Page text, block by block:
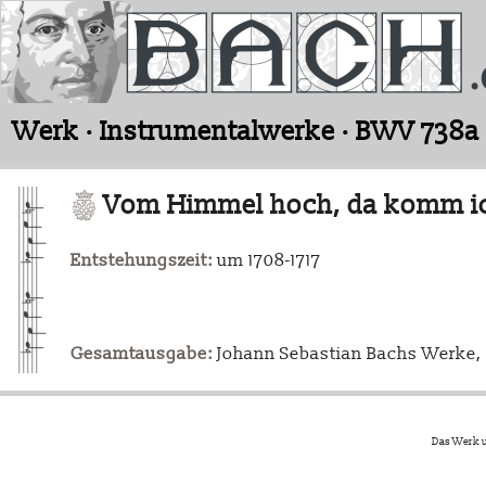
Werk · Instrumentalwerke · BWV 738a
Vom Himmel hoch, da komm
Entstehungszeit: um 1708-1717
Gesamtausgabe: Johann Sebastian Bachs Werke,
Das Werk